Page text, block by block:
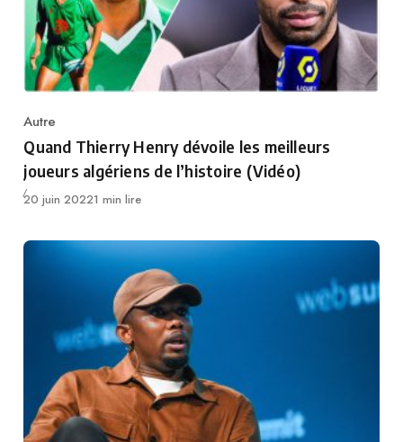
Category
Autre
Quand Thierry Henry dévoile les meilleurs
joueurs algériens de l’histoire (Vidéo)
Publié
20 juin 20221 min lire